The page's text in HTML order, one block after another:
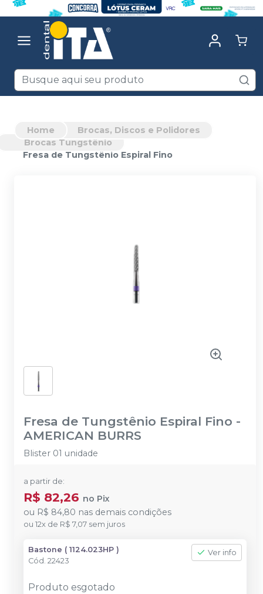
Home
Brocas, Discos e Polidores
Brocas Tungstênio
Fresa de Tungstênio Espiral Fino
Fresa de Tungstênio Espiral Fino -
AMERICAN BURRS
Blister 01 unidade
a partir de:
R$ 82,26 no Pix
ou R$ 84,80 nas demais condições
ou 12x de R$ 7,07 sem juros
Bastone ( 1124.023HP )
Cód. 22423
Ver info
Produto esgotado